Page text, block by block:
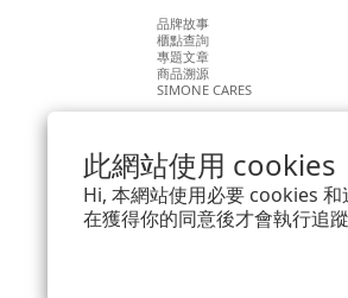
此網站使用 cookies
Hi, 本網站使用必要 cookies
在獲得你的同意後才會執行追蹤
品牌故事
櫃點查詢
專題文章
商品溯源
SIMONE CARES